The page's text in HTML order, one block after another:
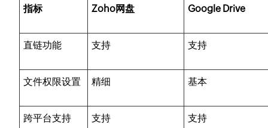
指标 Zoho网盘 Google Drive
直链功能 支持 支持
文件权限设置 精细 基本
跨平台支持 支持 支持